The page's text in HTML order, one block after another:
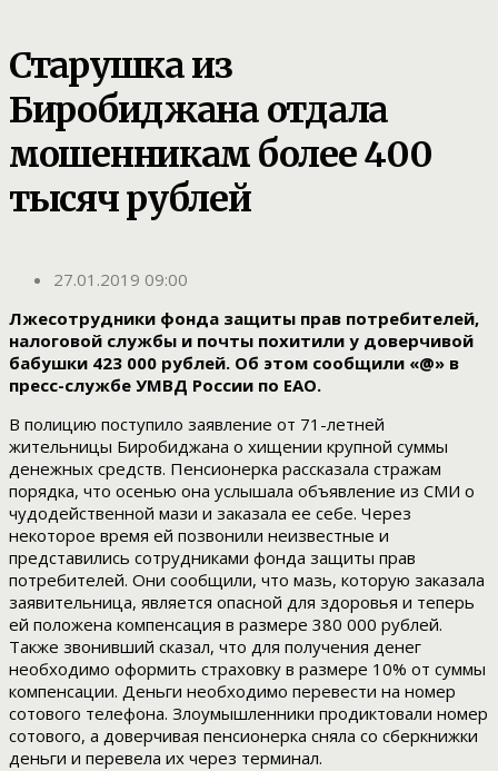
Старушка из
Биробиджана отдала
мошенникам более 400
тысяч рублей
27.01.2019 09:00
Лжесотрудники фонда защиты прав потребителей,
налоговой службы и почты похитили у доверчивой
бабушки 423 000 рублей. Об этом сообщили «@» в
пресс-службе УМВД России по ЕАО.
В полицию поступило заявление от 71-летней
жительницы Биробиджана о хищении крупной суммы
денежных средств. Пенсионерка рассказала стражам
порядка, что осенью она услышала объявление из СМИ о
чудодейственной мази и заказала ее себе. Через
некоторое время ей позвонили неизвестные и
представились сотрудниками фонда защиты прав
потребителей. Они сообщили, что мазь, которую заказала
заявительница, является опасной для здоровья и теперь
ей положена компенсация в размере 380 000 рублей.
Также звонивший сказал, что для получения денег
необходимо оформить страховку в размере 10% от суммы
компенсации. Деньги необходимо перевести на номер
сотового телефона. Злоумышленники продиктовали номер
сотового, а доверчивая пенсионерка сняла со сберкнижки
деньги и перевела их через терминал.